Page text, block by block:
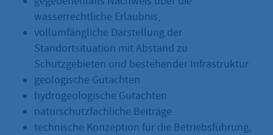
wasserrechtliche Erlaubnis,
vollumfängliche Darstellung der
Standortsituation mit Abstand zu
Schutzgebieten und bestehender Infrastruktur
geologische Gutachten
hydrogeologische Gutachten
naturschutzfachliche Beiträge
technische Konzeption für die Betriebsführung,